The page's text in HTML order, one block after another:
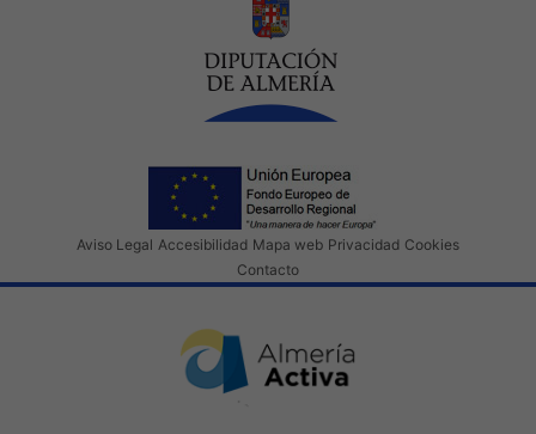
Aviso Legal Accesibilidad Mapa web Privacidad Cookies
Contacto